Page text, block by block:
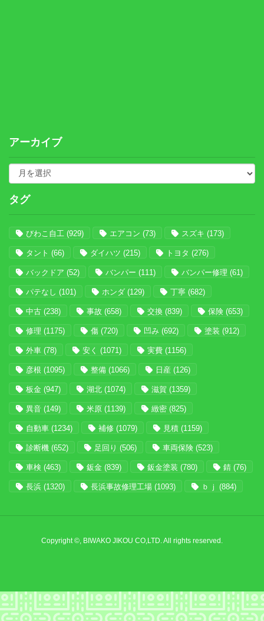
アーカイブ
タグ
びわこ自工 (929) エアコン (73) スズキ (173)
タント (66) ダイハツ (215) トヨタ (276)
バックドア (52) バンパー (111) バンパー修理 (61)
パテなし (101) ホンダ (129) 丁寧 (682)
中古 (238) 事故 (658) 交換 (839) 保険 (653)
修理 (1175) 傷 (720) 凹み (692) 塗装 (912)
外車 (78) 安く (1071) 実費 (1156)
彦根 (1095) 整備 (1066) 日産 (126)
板金 (947) 湖北 (1074) 滋賀 (1359)
異音 (149) 米原 (1139) 緻密 (825)
自動車 (1234) 補修 (1079) 見積 (1159)
診断機 (652) 足回り (506) 車両保険 (523)
車検 (463) 鈑金 (839) 鈑金塗装 (780) 錆 (76)
長浜 (1320) 長浜事故修理工場 (1093) ｂｊ (884)
Copyright ©, BIWAKO JIKOU CO,LTD. All rights reserved.